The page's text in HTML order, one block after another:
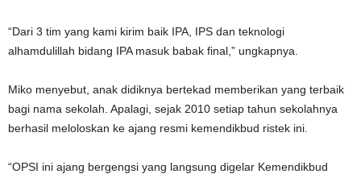
“Dari 3 tim yang kami kirim baik IPA, IPS dan teknologi
alhamdulillah bidang IPA masuk babak final,” ungkapnya.
Miko menyebut, anak didiknya bertekad memberikan yang terbaik
bagi nama sekolah. Apalagi, sejak 2010 setiap tahun sekolahnya
berhasil meloloskan ke ajang resmi kemendikbud ristek ini.
“OPSI ini ajang bergengsi yang langsung digelar Kemendikbud